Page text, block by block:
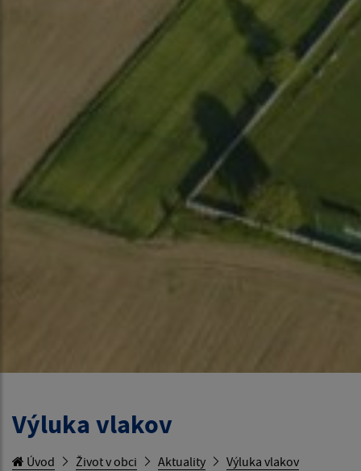
Výluka vlakov
Úvod Život v obci Aktuality Výluka vlakov